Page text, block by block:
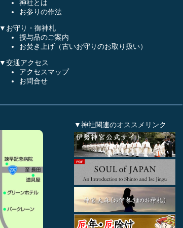
神社とは
お参りの作法
▼お守り・御神札
授与品のご案内
お焚き上げ（古いお守りのお取り扱い）
▼交通アクセス
アクセスマップ
お問合せ
▼神社関連のオススメリンク